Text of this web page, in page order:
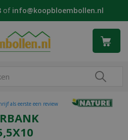
of info@koopbloembollen.nl
als eerste een review